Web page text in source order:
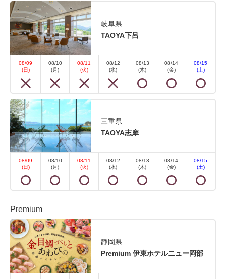
空室なし
空室カレンダー
【禁煙】スタンダードツイン 内風
呂あり
禁煙 28.70m 1~2名
Wi-Fiあり（無料）
■設備・アメニティ■ 冷暖房空調・温水洗浄便座・液
晶テレビ・冷蔵庫（中身は空です）・電気ケトル・お
茶セット・フェイスタオル・バスタオル・帯・丹前
岐阜県
TAOYA下呂
08/09
(日)
08/10
(月)
08/11
(火)
08/12
(水)
08/13
(木)
08/14
(金)
08/15
(土)
三重県
TAOYA志摩
08/09
(日)
08/10
(月)
08/11
(火)
08/12
(水)
08/13
(木)
08/14
(金)
08/15
(土)
Premium
静岡県
Premium 伊東ホテルニュー岡部